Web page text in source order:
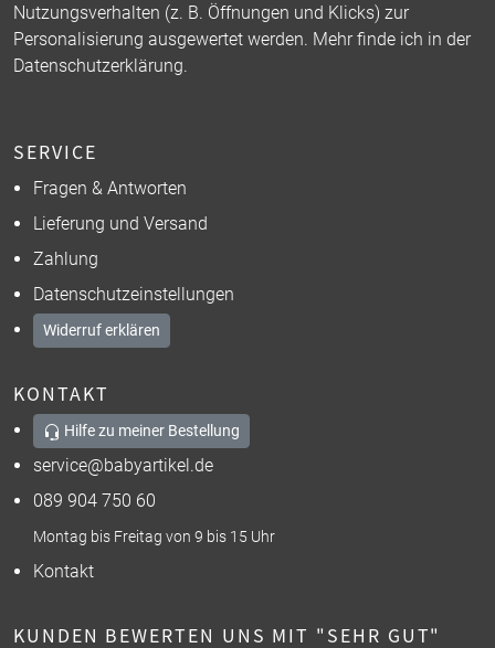
Nutzungsverhalten (z. B. Öffnungen und Klicks) zur
Personalisierung ausgewertet werden. Mehr finde ich in der
Datenschutzerklärung.
SERVICE
Fragen & Antworten
Lieferung und Versand
Zahlung
Datenschutzeinstellungen
Widerruf erklären
KONTAKT
Hilfe zu meiner Bestellung
service@babyartikel.de
089 904 750 60
Montag bis Freitag von 9 bis 15 Uhr
Kontakt
KUNDEN BEWERTEN UNS MIT "SEHR GUT"